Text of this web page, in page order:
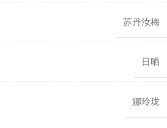
苏丹汝梅
日晒
娜玲珑